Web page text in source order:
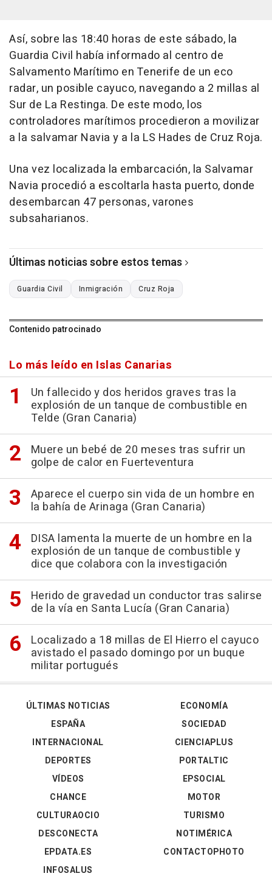
Así, sobre las 18:40 horas de este sábado, la
Guardia Civil había informado al centro de
Salvamento Marítimo en Tenerife de un eco
radar, un posible cayuco, navegando a 2 millas al
Sur de La Restinga. De este modo, los
controladores marítimos procedieron a movilizar
a la salvamar Navia y a la LS Hades de Cruz Roja.
Una vez localizada la embarcación, la Salvamar
Navia procedió a escoltarla hasta puerto, donde
desembarcan 47 personas, varones
subsaharianos.
Últimas noticias sobre estos temas
Guardia Civil Inmigración Cruz Roja
Contenido patrocinado
Lo más leído en Islas Canarias
Un fallecido y dos heridos graves tras la
explosión de un tanque de combustible en
Telde (Gran Canaria)
Muere un bebé de 20 meses tras sufrir un
golpe de calor en Fuerteventura
Aparece el cuerpo sin vida de un hombre en
la bahía de Arinaga (Gran Canaria)
DISA lamenta la muerte de un hombre en la
explosión de un tanque de combustible y
dice que colabora con la investigación
Herido de gravedad un conductor tras salirse
de la vía en Santa Lucía (Gran Canaria)
Localizado a 18 millas de El Hierro el cayuco
avistado el pasado domingo por un buque
militar portugués
ÚLTIMAS NOTICIAS
ESPAÑA
INTERNACIONAL
DEPORTES
VÍDEOS
ECONOMÍA
SOCIEDAD
CIENCIAPLUS
PORTALTIC
EPSOCIAL
CHANCE
CULTURAOCIO
DESCONECTA
EPDATA.ES
INFOSALUS
MOTOR
TURISMO
NOTIMÉRICA
CONTACTOPHOTO